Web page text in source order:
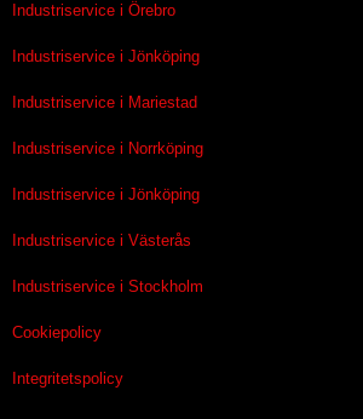
Industriservice i Örebro
Industriservice i Jönköping
Industriservice i Mariestad
Industriservice i Norrköping
Industriservice i Jönköping
Industriservice i Västerås
Industriservice i Stockholm
Cookiepolicy
Integritetspolicy